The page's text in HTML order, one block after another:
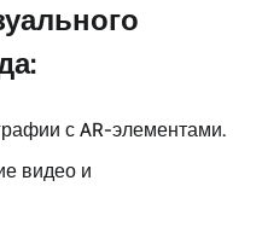
с AR-элементами.
видео и